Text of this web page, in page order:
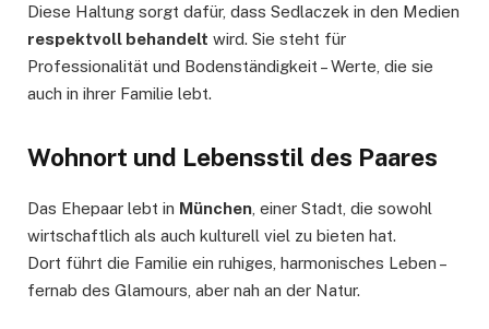
Diese Haltung sorgt dafür, dass Sedlaczek in den Medien
respektvoll behandelt wird. Sie steht für
Professionalität und Bodenständigkeit – Werte, die sie
auch in ihrer Familie lebt.
Wohnort und Lebensstil des Paares
Das Ehepaar lebt in München , einer Stadt, die sowohl
wirtschaftlich als auch kulturell viel zu bieten hat.
Dort führt die Familie ein ruhiges, harmonisches Leben –
fernab des Glamours, aber nah an der Natur.